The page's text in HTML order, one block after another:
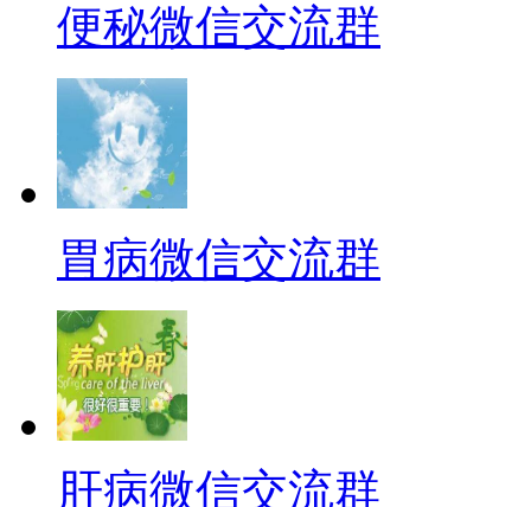
便秘微信交流群
胃病微信交流群
肝病微信交流群